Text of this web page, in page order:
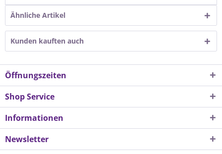
Ähnliche Artikel
Kunden kauften auch
Öffnungszeiten
Shop Service
Informationen
Newsletter